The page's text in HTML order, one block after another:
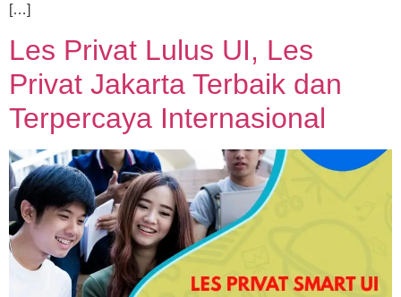
[…]
Les Privat Lulus UI, Les
Privat Jakarta Terbaik dan
Terpercaya Internasional